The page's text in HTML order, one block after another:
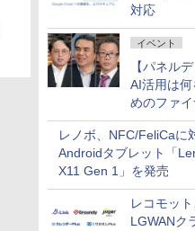
対応
イベント
【パネル
AI活用は
めのファイ
業務設計
革
レノボ、NFC/FeliCaに
Androidタブレット「
X11 Gen 1」を発売
レコモッ
LGWANク